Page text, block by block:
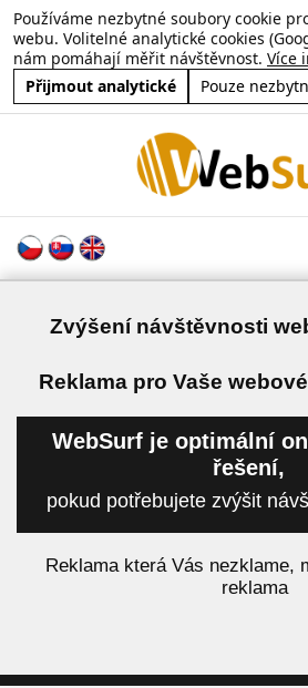
Používáme nezbytné soubory cookie
webu. Volitelné analytické cookies
nám pomáhají měřit návštěvnost. Více
Přijmout analytické
Pouze
Zvýšení návštěvnosti
Reklama pro Vaše
WebSurf je optimální
řešení,
pokud potřebujete zvýšit
Reklama která Vás nezklame,
reklama